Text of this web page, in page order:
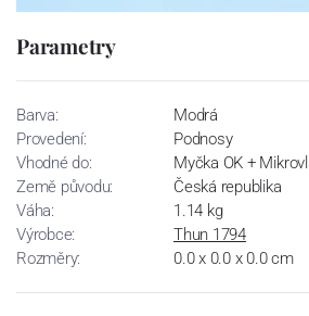
Parametry
Barva:
Modrá
Provedení:
Podnosy
Vhodné do:
Myčka OK +
Země původu:
Česká republika
Váha:
1.14 kg
Výrobce:
Thun 1794
Rozměry:
0.0 x 0.0 x 0.0 cm